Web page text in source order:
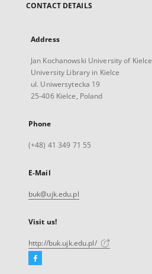
CONTACT DETAILS
Address
Jan Kochanowski University of Kielce
University Library in Kielce
ul. Uniwersytecka 19
25-406 Kielce, Poland
Phone
(+48) 41 349 71 55
E-Mail
buk@ujk.edu.pl
Visit us!
http://buk.ujk.edu.pl/
Facebook